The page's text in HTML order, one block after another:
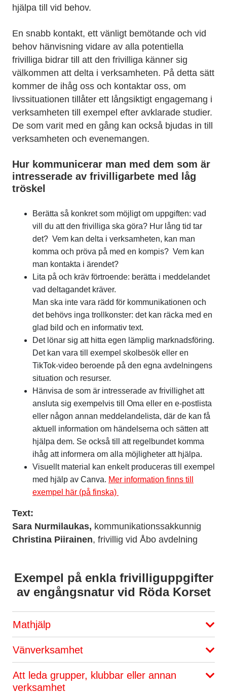
hjälpa till vid behov.
En snabb kontakt, ett vänligt bemötande och vid
behov hänvisning vidare av alla potentiella
frivilliga bidrar till att den frivilliga känner sig
välkommen att delta i verksamheten. På detta sätt
kommer de ihåg oss och kontaktar oss, om
livssituationen tillåter ett långsiktigt engagemang i
verksamheten till exempel efter avklarade studier.
De som varit med en gång kan också bjudas in till
verksamheten och evenemangen.
Hur kommunicerar man med dem som är
intresserade av frivilligarbete med låg
tröskel
Berätta så konkret som möjligt om uppgiften: vad
vill du att den frivilliga ska göra? Hur lång tid tar
det? Vem kan delta i verksamheten, kan man
komma och pröva på med en kompis? Vem kan
man kontakta i ärendet?
Lita på och kräv förtroende: berätta i meddelandet
vad deltagandet kräver.
Man ska inte vara rädd för kommunikationen och
det behövs inga trollkonster: det kan räcka med en
glad bild och en informativ text.
Det lönar sig att hitta egen lämplig marknadsföring.
Det kan vara till exempel skolbesök eller en
TikTok-video beroende på den egna avdelningens
situation och resurser.
Hänvisa de som är intresserade av frivillighet att
ansluta sig exempelvis till Oma eller en e-postlista
eller någon annan meddelandelista, där de kan få
aktuell information om händelserna och sätten att
hjälpa dem. Se också till att regelbundet komma
ihåg att informera om alla möjligheter att hjälpa.
Visuellt material kan enkelt produceras till exempel
med hjälp av Canva. Mer information finns till
exempel här (på finska)
Text:
Sara Nurmilaukas, kommunikationssakkunnig
Christina Piirainen, frivillig vid Åbo avdelning
Exempel på enkla frivilliguppgifter
av engångsnatur vid Röda Korset
Mathjälp
Vänverksamhet
Att leda grupper, klubbar eller annan
verksamhet